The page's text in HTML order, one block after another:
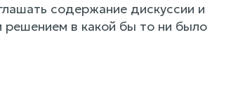
содержание дискуссии и
решением в какой бы то ни было